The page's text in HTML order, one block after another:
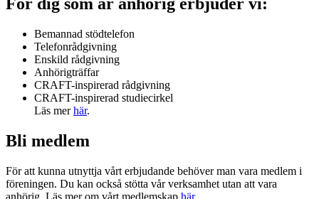
För dig som är anhörig erbjuder vi:
Bemannad stödtelefon
Telefonrådgivning
Enskild rådgivning
Anhörigträffar
CRAFT-inspirerad rådgivning
CRAFT-inspirerad studiecirkel
Läs merhär.
Bli medlem
För att kunna utnyttja vårt erbjudande behöver man vara medlem i
föreningen. Du kan också stötta vår verksamhet utan att vara
anhörig. Läs mer om vårt medlemskap här.